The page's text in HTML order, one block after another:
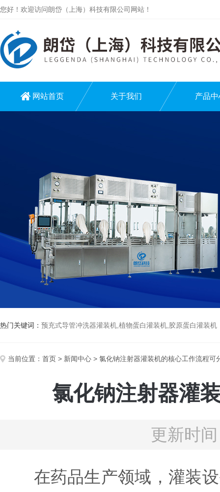
您好！欢迎访问朗岱（上海）科技有限公司网站！
网站首页 关于我们 产品中
热门关键词： 预充式导管冲洗器灌装机,植物蛋白灌装机,胶原蛋白灌装机
当前位置： 首页 > 新闻中心 > 氯化钠注射器灌装机的核心工作流程可
氯化钠注射器灌
更新时
在药品生产领域，灌装设